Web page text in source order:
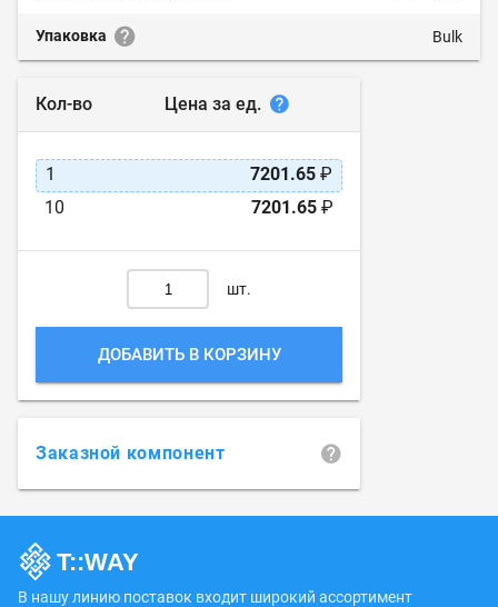
Упаковка Bulk
Кол-во Цена за ед.
1 7201.65 ₽
10
7201.65 ₽
шт.
ДОБАВИТЬ В КОРЗИНУ
Заказной компонент
В нашу линию поставок входит широкий ассортимент